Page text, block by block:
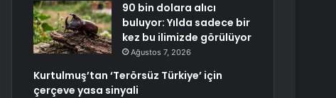
90 bin dolara alıcı
buluyor: Yılda sadece bir
kez bu ilimizde görülüyor
Ağustos 7, 2026
Kurtulmuş’tan ‘Terörsüz Türkiye’ için
çerçeve yasa sinyali